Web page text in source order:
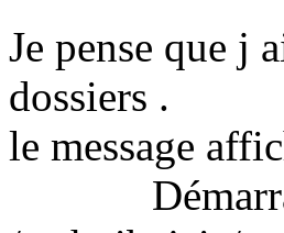
Je pense que j
dossiers .
le message
Démarrage